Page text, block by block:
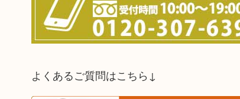
よくあるご質問はこちら↓